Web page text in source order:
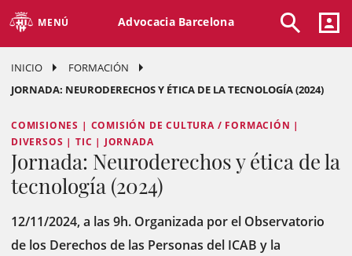
MENÚ Advocacia Barcelona
INICIO
FORMACIÓN
JORNADA: NEURODERECHOS Y ÉTICA DE LA TECNOLOGÍA (2024)
COMISIONES | COMISIÓN DE CULTURA / FORMACIÓN |
DIVERSOS | TIC | JORNADA
Jornada: Neuroderechos y ética de la
tecnología (2024)
12/11/2024, a las 9h. Organizada por el Observatorio
de los Derechos de las Personas del ICAB y la